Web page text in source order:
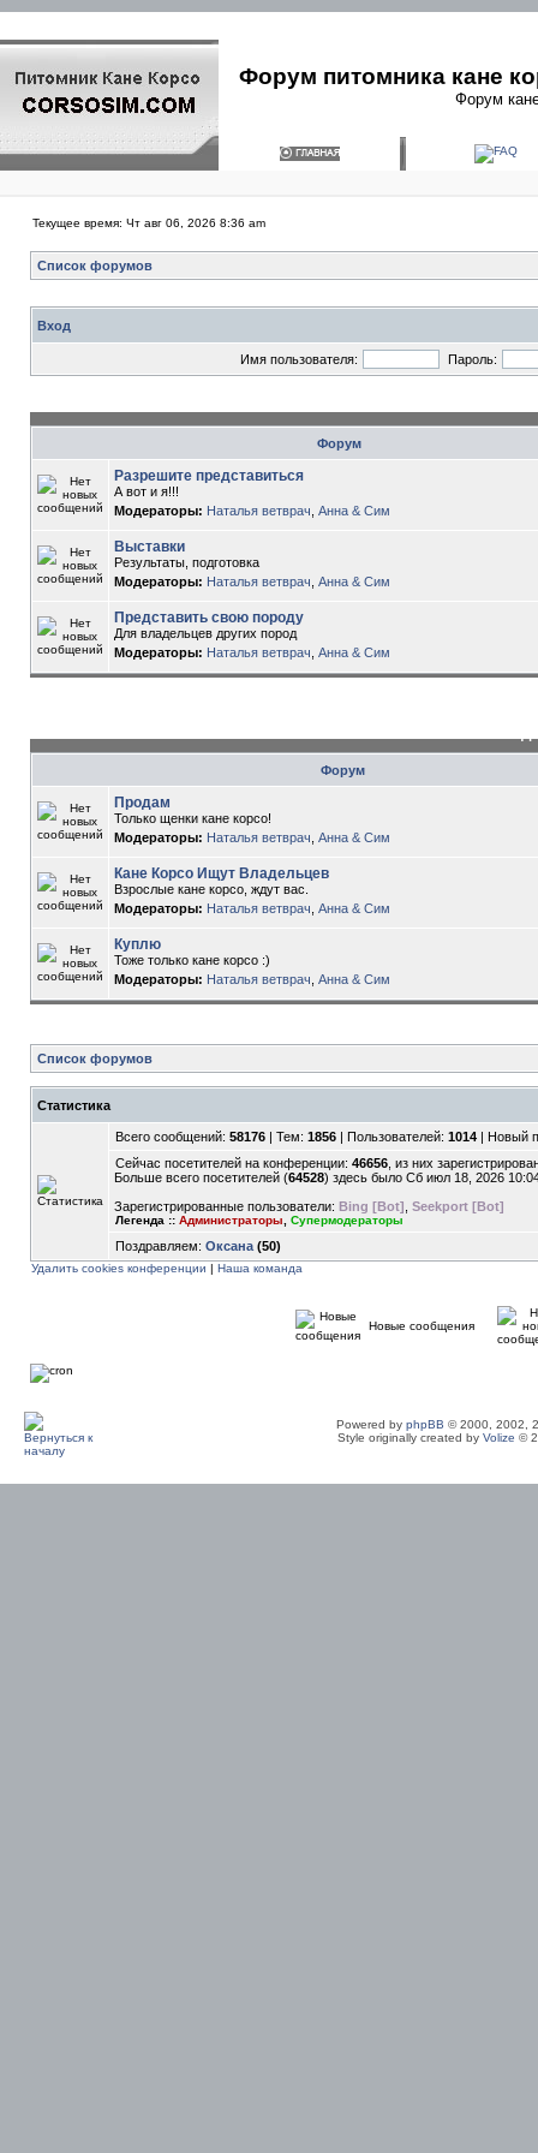
Форум питомника кане
Форум
Текущее время: Чт авг 06, 2026 8:36 am
Список форумов
Вход
Имя пользователя: Пароль:
Форум
Разрешите представиться
А вот и я!!!
Модераторы: Наталья ветврач Анна & Сим
Выставки
Результаты, подготовка
Модераторы: Наталья ветврач Анна & Сим
Представить свою породу
Для владельцев других пород
Модераторы: Наталья ветврач Анна & Сим
Форум
Продам
Только щенки кане корсо!
Модераторы: Наталья ветврач Анна & Сим
Кане Корсо Ищут Владельцев
Взрослые кане корсо, ждут вас.
Модераторы: Наталья ветврач Анна & Сим
Куплю
Тоже только кане корсо :)
Модераторы: Наталья ветврач Анна & Сим
Список форумов
Статистика
Всего сообщений: 58176 | Тем: 1856 | Пользователей: 1014 | Новый
Сейчас посетителей на конференции: 46656 , из них
Больше всего посетителей (64528) здесь было Сб июл 18, 2026
Зарегистрированные пользователи: Bing [Bot] Seekport [Bot]
Легенда :: Администраторы Супермодераторы
Поздравляем: Оксана (50)
Удалить cookies конференции | Наша команда
Новые сообщения
Powered by phpBB © 2000, 2002,
Style originally created by Volize ©